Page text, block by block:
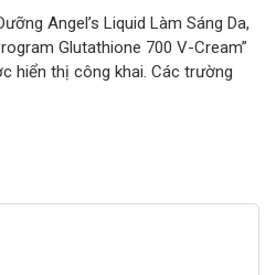
Angel’s Liquid Làm Sáng Da,
Glutathione 700 V-Cream”
hiển thị công khai. Các trường